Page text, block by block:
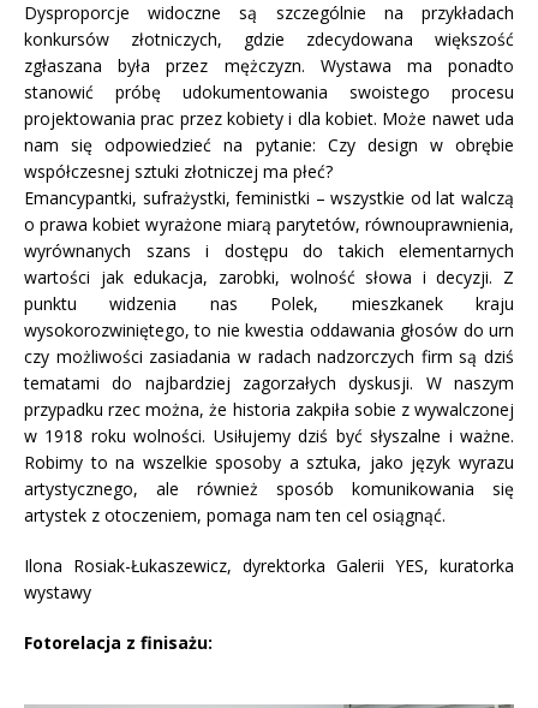
Dysproporcje widoczne są szczególnie na przykładach
konkursów złotniczych, gdzie zdecydowana większość
zgłaszana była przez mężczyzn. Wystawa ma ponadto
stanowić próbę udokumentowania swoistego procesu
projektowania prac przez kobiety i dla kobiet. Może nawet uda
nam się odpowiedzieć na pytanie: Czy design w obrębie
współczesnej sztuki złotniczej ma płeć?
Emancypantki, sufrażystki, feministki – wszystkie od lat walczą
o prawa kobiet wyrażone miarą parytetów, równouprawnienia,
wyrównanych szans i dostępu do takich elementarnych
wartości jak edukacja, zarobki, wolność słowa i decyzji. Z
punktu widzenia nas Polek, mieszkanek kraju
wysokorozwiniętego, to nie kwestia oddawania głosów do urn
czy możliwości zasiadania w radach nadzorczych firm są dziś
tematami do najbardziej zagorzałych dyskusji. W naszym
przypadku rzec można, że historia zakpiła sobie z wywalczonej
w 1918 roku wolności. Usiłujemy dziś być słyszalne i ważne.
Robimy to na wszelkie sposoby a sztuka, jako język wyrazu
artystycznego, ale również sposób komunikowania się
artystek z otoczeniem, pomaga nam ten cel osiągnąć.
Ilona Rosiak-Łukaszewicz, dyrektorka Galerii YES, kuratorka
wystawy
Fotorelacja z finisażu: